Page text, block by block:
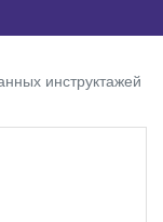
инструктажей